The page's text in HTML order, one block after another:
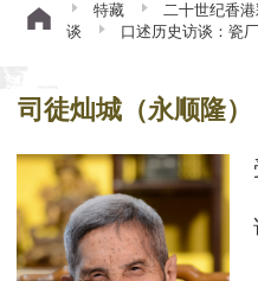
特藏 二十世纪香
谈
口述历史访谈：瓷
司徒灿城（永顺隆）